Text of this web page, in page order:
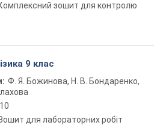
зошит для контролю
9 клас
Ф. Я. Божинова, Н. В. Бондаренко,
для лабораторних робіт